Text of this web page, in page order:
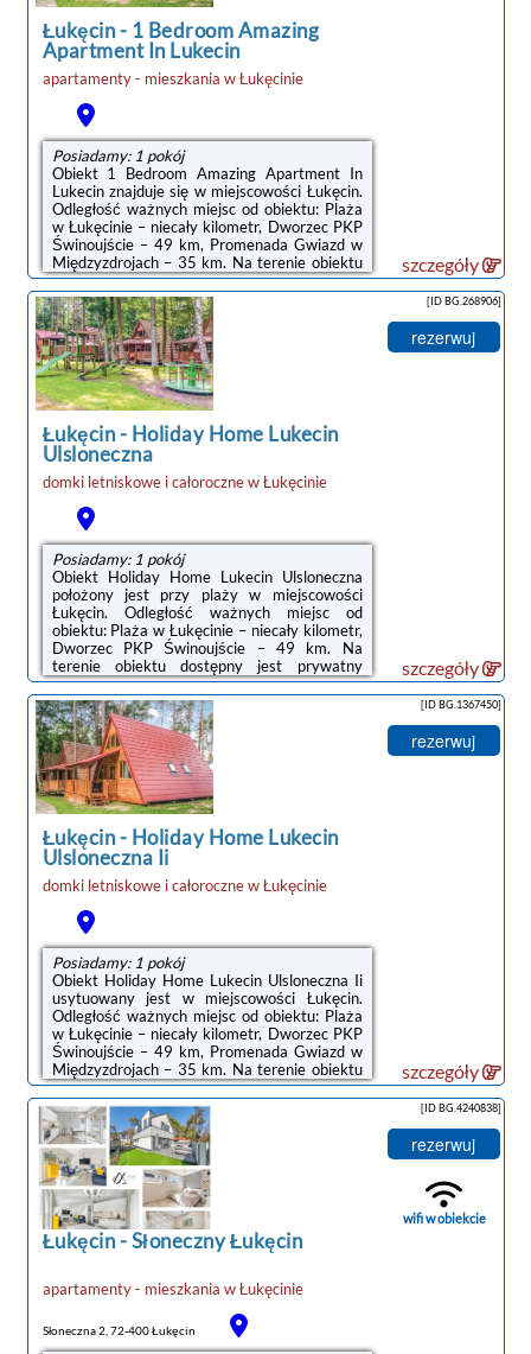
ordered ...
noclegi Łukęcin
Łukęcin- 1 Bedroom Amazing
Apartment In Lukecin
apartamenty - mieszkania wŁukęcinie
Posiadamy: 1 pokój
Obiekt 1 Bedroom Amazing Apartment In
Lukecin znajduje się w miejscowości Łukęcin.
Odległość ważnych miejsc od obiektu: Plaża
w Łukęcinie – niecały kilometr, Dworzec PKP
Świnoujście – 49 km, Promenada Gwiazd w
Międzyzdrojach – 35 km. Na terenie obiektu
dostępny jest prywatny parking.W
apartamencie z 1 sypialnią zapewniono salon
z telewizorem z płaskim ekranem, kuchnię z
pełnym wyposażeniem, w tym lodówką i płytą
kuchenną, a także łazienkę (1) z
prysznicem.Odległość ważnych miejsc od
obiektu: Klub golfowy Amber Baltic – 23 km,
Punkt widokowy Gosań – 30 ...
szczegóły
Łukęcin- Holiday Home Lukecin
Ulsloneczna
domki letniskowe i całorocznewŁukęcinie
Posiadamy: 1 pokój
Obiekt Holiday Home Lukecin Ulsloneczna
położony jest przy plaży w miejscowości
Łukęcin. Odległość ważnych miejsc od
obiektu: Plaża w Łukęcinie – niecały kilometr,
Dworzec PKP Świnoujście – 49 km. Na
terenie obiektu dostępny jest prywatny
parking.W domu wakacyjnym z 2 sypialniami
zapewniono salon z telewizorem z płaskim
ekranem, kuchnię z pełnym wyposażeniem, w
tym lodówką i płytą kuchenną, a także
łazienkę (1) z prysznicem.Odległość ważnych
miejsc od obiektu: Promenada Gwiazd w
Międzyzdrojach – 35 km, Klub golfowy Amber
Baltic – 23 km.Doba hotelowa od ...
[ID BG.268906]
rezerwuj
szczegóły
Łukęcin- Holiday Home Lukecin
Ulsloneczna Ii
domki letniskowe i całorocznewŁukęcinie
Posiadamy: 1 pokój
Obiekt Holiday Home Lukecin Ulsloneczna Ii
usytuowany jest w miejscowości Łukęcin.
Odległość ważnych miejsc od obiektu: Plaża
w Łukęcinie – niecały kilometr, Dworzec PKP
Świnoujście – 49 km, Promenada Gwiazd w
Międzyzdrojach – 35 km. Na terenie obiektu
dostępny jest prywatny parking.W domu
wakacyjnym z 2 sypialniami zapewniono
salon z telewizorem z płaskim ekranem,
kuchnię z pełnym wyposażeniem, w tym
lodówką i płytą kuchenną, a także łazienkę (1)
z prysznicem.Odległość ważnych miejsc od
obiektu: Klub golfowy Amber Baltic – 23 km,
Punkt widokowy Gosań – ...
[ID BG.1367450]
rezerwuj
szczegóły
Łukęcin-Słoneczny Łukęcin
apartamenty - mieszkania wŁukęcinie
Słoneczna 2, 72-400 Łukęcin
[ID BG.4240838]
rezerwuj
wifi w obiekcie